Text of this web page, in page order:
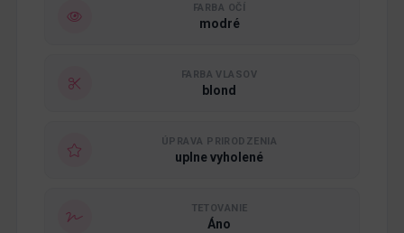
FARBA OČÍ
modré
FARBA VLASOV
blond
ÚPRAVA PRIRODZENIA
uplne vyholené
TETOVANIE
Áno